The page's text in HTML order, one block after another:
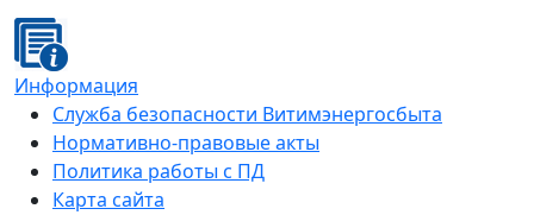
Информация
Служба безопасности Витимэнергосбыта
Нормативно-правовые акты
Политика работы с ПД
Карта сайта